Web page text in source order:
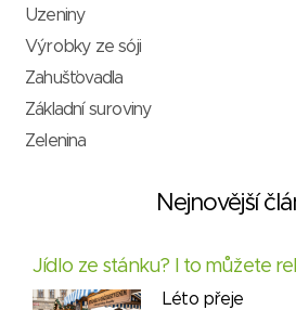
Uzeniny
Výrobky ze sóji
Zahušťovadla
Základní suroviny
Zelenina
Nejnovější
Jídlo ze stánku? I to můžete
Léto přeje